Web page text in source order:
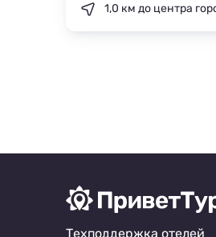
работы мастеров, но
создании изделия.
1,0 км до центра
Техподдержка отелей